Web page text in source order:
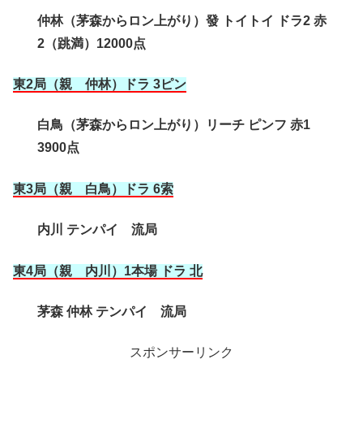
仲林（茅森からロン上がり）發 トイトイ ドラ2 赤
2（跳満）12000点
東2局（親 仲林）ドラ 3ピン
白鳥（茅森からロン上がり）リーチ ピンフ 赤1
3900点
東3局（親 白鳥）ドラ 6索
内川 テンパイ 流局
東4局（親 内川 ）1本場 ドラ 北
茅森 仲林 テンパイ 流局
スポンサーリンク